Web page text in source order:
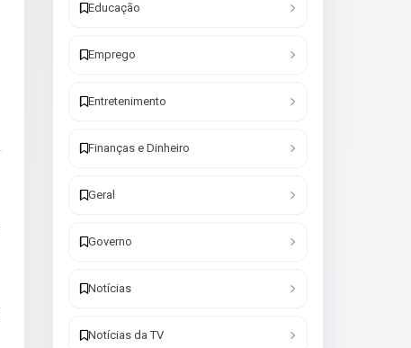
Educação
Emprego
Entretenimento
Finanças e Dinheiro
Geral
Governo
Notícias
Notícias da TV